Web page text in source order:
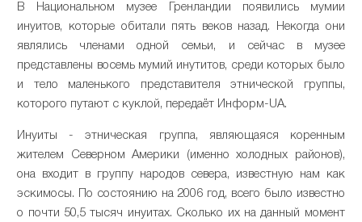
В Национальном музее Гренландии появились мумии
инуитов, которые обитали пять веков назад. Некогда они
являлись членами одной семьи, и сейчас в музее
представлены восемь мумий инутитов, среди которых было
и тело маленького представителя этнической группы,
которого путают с куклой, передаёт Информ-UA.
Инуиты - этническая группа, являющаяся коренным
жителем Северном Америки (именно холодных районов),
она входит в группу народов севера, известную нам как
эскимосы. По состоянию на 2006 год, всего было известно
о почти 50,5 тысяч инуитах. Сколько их на данный момент